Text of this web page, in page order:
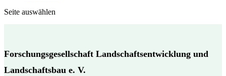
Seite auswählen
Forschungsgesellschaft Landschaftsentwicklung und
Landschaftsbau e. V.